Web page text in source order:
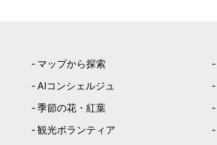
マップから探索
AIコンシェルジュ
季節の花・紅葉
観光ボランティア